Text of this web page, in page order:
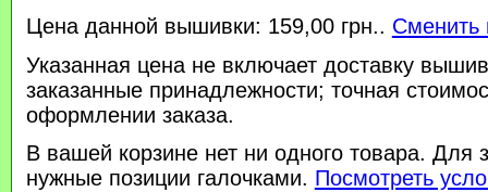
Цена данной вышивки: 159,00 грн.. Сменить
Указанная цена не включает доставку
заказанные принадлежности; точная
оформлении заказа.
В вашей корзине нет ни одного товара. Для
нужные позиции галочками. Посмотреть